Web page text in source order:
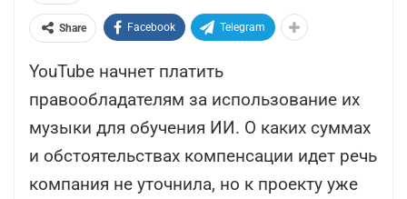
Share Facebook Telegram
YouTube начнет платить
правообладателям за использование их
музыки для обучения ИИ. О каких суммах
и обстоятельствах компенсации идет речь
компания не уточнила, но к проекту уже